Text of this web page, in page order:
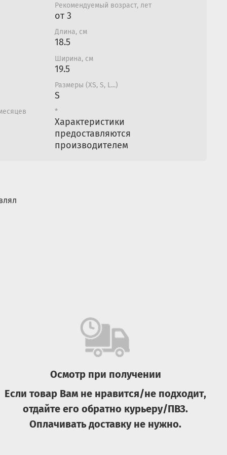
Рекомендуемый возраст, лет
от 3
Длина, см
18.5
Ширина, см
19.5
Размеры (XS, S, L...)
S
*
Характеристики
предоставляются
производителем
Осмотр при получении
Если товар Вам не нравится/не подходит,
отдайте его обратно курьеру/ПВЗ.
Оплачивать доставку не нужно.